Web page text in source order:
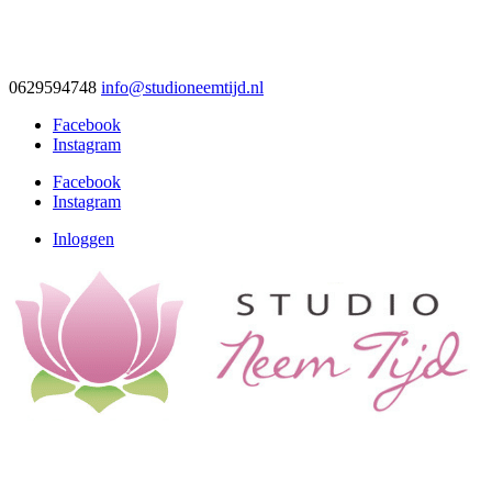
0629594748 info@studioneemtijd.nl
Facebook
Instagram
Facebook
Instagram
Inloggen